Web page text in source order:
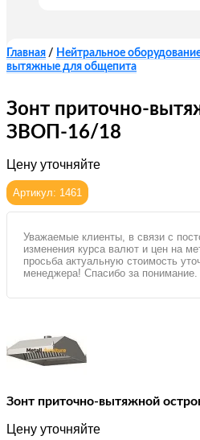
Главная / Нейтральное
вытяжные для общепита
Зонт приточно-
ЗВОП-16/18
Цену уточняйте
Артикул: 1461
Уважаемые клиенты, в связи с
изменения курса валют и цен на
просьба актуальную стоимость
менеджера! Спасибо за понимание.
Зонт приточно-вытяжной
Цену уточняйте